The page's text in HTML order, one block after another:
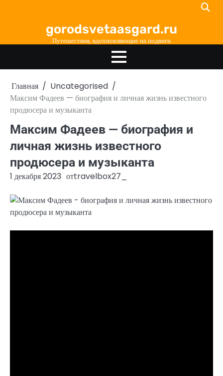
gorodsvetaasgard.ru
Путешествия, вдохновляющие на подвиги
Главная
Uncategorised
Максим Фадеев — биография и личная жизнь известного
продюсера и музыканта
Максим Фадеев — биография и
личная жизнь известного
продюсера и музыканта
1 декабря 2023 отtravelbox27_